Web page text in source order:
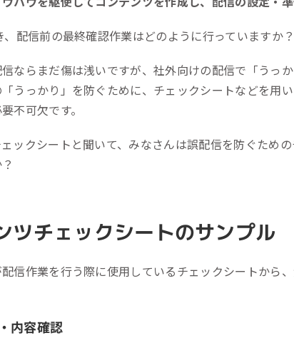
配信前の最終確認作業はどのように行っていますか？
ならまだ傷は浅いですが、社外向けの配信で「うっ
「うっかり」を防ぐために、チェックシートなどを用
不可欠です。
ックシートと聞いて、みなさんは誤配信を防ぐため
ツチェックシートのサンプル
信作業を行う際に使用しているチェックシートから
内容確認